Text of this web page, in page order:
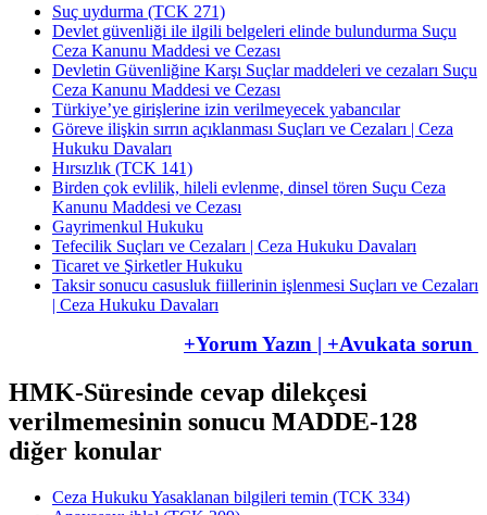
Suç uydurma (TCK 271)
Devlet güvenliği ile ilgili belgeleri elinde bulundurma Suçu
Ceza Kanunu Maddesi ve Cezası
Devletin Güvenliğine Karşı Suçlar maddeleri ve cezaları Suçu
Ceza Kanunu Maddesi ve Cezası
Türkiye’ye girişlerine izin verilmeyecek yabancılar
Göreve ilişkin sırrın açıklanması Suçları ve Cezaları | Ceza
Hukuku Davaları
Hırsızlık (TCK 141)
Birden çok evlilik, hileli evlenme, dinsel tören Suçu Ceza
Kanunu Maddesi ve Cezası
Gayrimenkul Hukuku
Tefecilik Suçları ve Cezaları | Ceza Hukuku Davaları
Ticaret ve Şirketler Hukuku
Taksir sonucu casusluk fiillerinin işlenmesi Suçları ve Cezaları
| Ceza Hukuku Davaları
+Yorum Yazın | +Avukata sorun
HMK-Süresinde cevap dilekçesi
verilmemesinin sonucu MADDE-128
diğer konular
Ceza Hukuku Yasaklanan bilgileri temin (TCK 334)